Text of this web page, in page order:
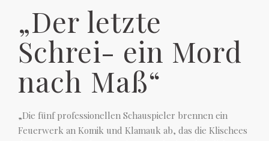
„Der letzte
Schrei- ein Mord
nach Maß“
„Die fünf professionellen Schauspieler brennen ein
Feuerwerk an Komik und Klamauk ab, das die Klischees